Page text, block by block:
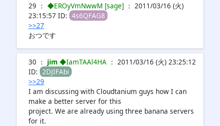
29 ： ◆EROyVmNwwM [sage] ： 2011/03/16 (火)
23:15:57 ID: 4s6QFAG8
>>27
おつです
30 ： jim ◆IamTAAl4HA ： 2011/03/16 (火) 23:25:12
ID: 2DJIFAbi
>>29
I am discussing with Cloudtanium guys how I can
make a better server for this
project. We are already using three banana servers
for it.